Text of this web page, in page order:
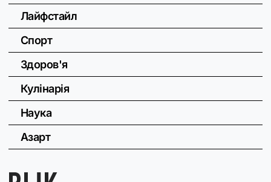
Лайфстайл
Спорт
Здоров'я
Кулінарія
Наука
Азарт